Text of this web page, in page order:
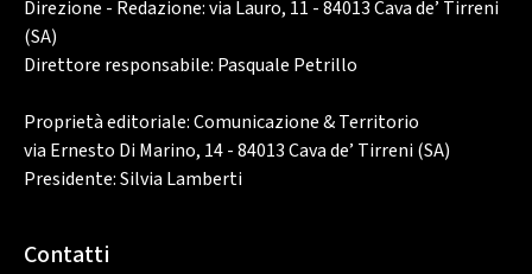
Direzione - Redazione: via Lauro, 11 - 84013 Cava de’ Tirreni
(SA)
Direttore responsabile: Pasquale Petrillo
Proprietà editoriale: Comunicazione & Territorio
via Ernesto Di Marino, 14 - 84013 Cava de’ Tirreni (SA)
Presidente: Silvia Lamberti
Contatti